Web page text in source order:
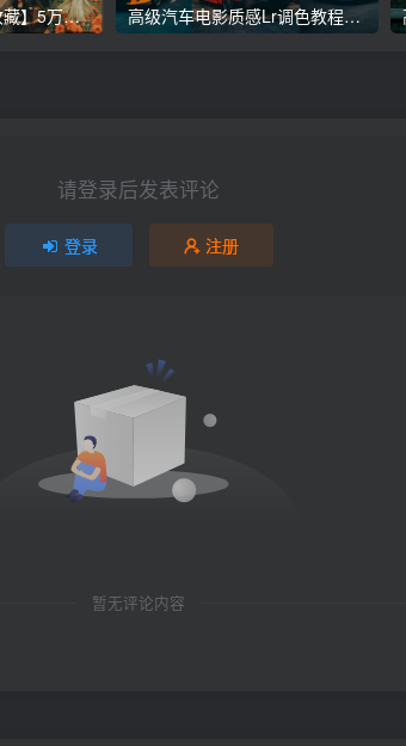
【全网最全，建议收藏】5万多款Lr顶级调色预设合集，精心整理，分类清晰，摄影师调色师必备素材，够用一辈子！ 高级汽车电影质感Lr调色教程，手机滤镜PS+Lightroom预设下载！
请登录后发表评论
登录 注册
暂无评论内容